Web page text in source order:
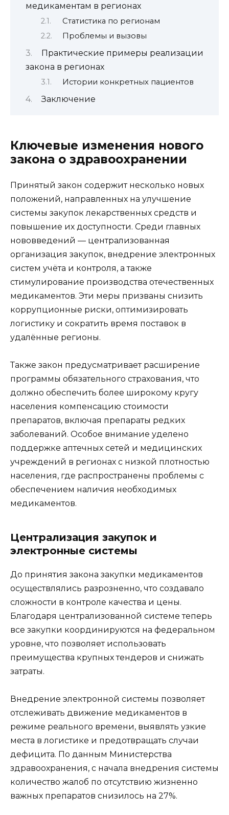
медикаментам в регионах
Статистика по регионам
Проблемы и вызовы
Практические примеры реализации
закона в регионах
Истории конкретных пациентов
Заключение
Ключевые изменения нового
закона о здравоохранении
Принятый закон содержит несколько новых
положений, направленных на улучшение
системы закупок лекарственных средств и
повышение их доступности. Среди главных
нововведений — централизованная
организация закупок, внедрение электронных
систем учёта и контроля, а также
стимулирование производства отечественных
медикаментов. Эти меры призваны снизить
коррупционные риски, оптимизировать
логистику и сократить время поставок в
удалённые регионы.
Также закон предусматривает расширение
программы обязательного страхования, что
должно обеспечить более широкому кругу
населения компенсацию стоимости
препаратов, включая препараты редких
заболеваний. Особое внимание уделено
поддержке аптечных сетей и медицинских
учреждений в регионах с низкой плотностью
населения, где распространены проблемы с
обеспечением наличия необходимых
медикаментов.
Централизация закупок и
электронные системы
До принятия закона закупки медикаментов
осуществлялись разрозненно, что создавало
сложности в контроле качества и цены.
Благодаря централизованной системе теперь
все закупки координируются на федеральном
уровне, что позволяет использовать
преимущества крупных тендеров и снижать
затраты.
Внедрение электронной системы позволяет
отслеживать движение медикаментов в
режиме реального времени, выявлять узкие
места в логистике и предотвращать случаи
дефицита. По данным Министерства
здравоохранения, с начала внедрения системы
количество жалоб по отсутствию жизненно
важных препаратов снизилось на 27%.